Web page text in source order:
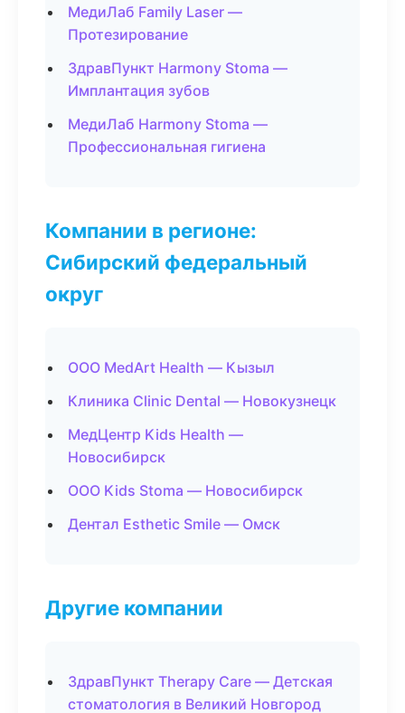
МедиЛаб Family Laser —
Протезирование
ЗдравПункт Harmony Stoma —
Имплантация зубов
МедиЛаб Harmony Stoma —
Профессиональная гигиена
Компании в регионе:
Сибирский федеральный
округ
ООО MedArt Health — Кызыл
Клиника Clinic Dental — Новокузнецк
МедЦентр Kids Health —
Новосибирск
ООО Kids Stoma — Новосибирск
Дентал Esthetic Smile — Омск
Другие компании
ЗдравПункт Therapy Care — Детская
стоматология в Великий Новгород